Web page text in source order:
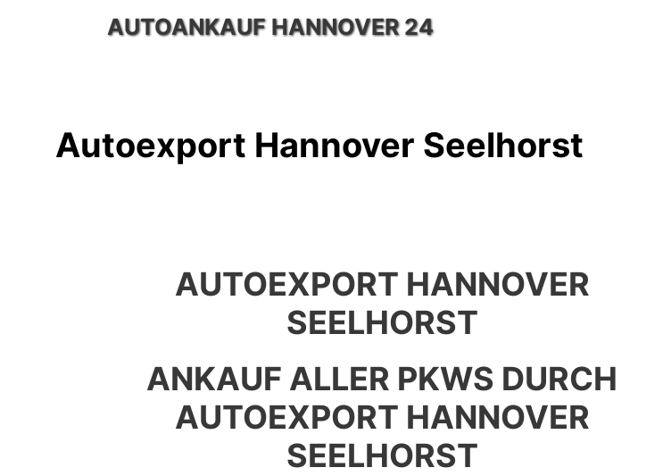
AUTOANKAUF HANNOVER 24
Autoexport Hannover Seelhorst
AUTOEXPORT HANNOVER
SEELHORST
ANKAUF ALLER PKWS DURCH
AUTOEXPORT HANNOVER
SEELHORST